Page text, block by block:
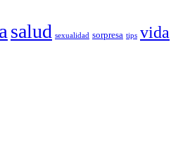
salud sexualidad sorpresa tips vida